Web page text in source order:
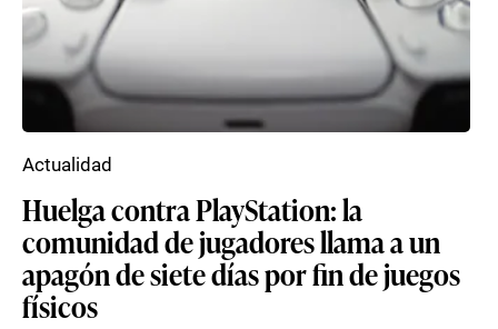
Huelga contra PlayStation: la
comunidad de jugadores llama a un
apagón de siete días por fin de juegos
físicos
Actualidad